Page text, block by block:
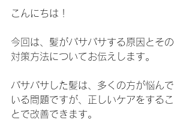
こんにちは！
今回は、髪がパサパサする原因とその
対策方法についてお伝えします。
パサパサした髪は、多くの方が悩んで
いる問題ですが、正しいケアをするこ
とで改善できます。